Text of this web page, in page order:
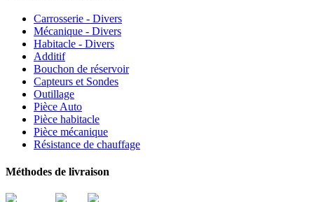
Carrosserie - Divers
Mécanique - Divers
Habitacle - Divers
Additif
Bouchon de réservoir
Capteurs et Sondes
Outillage
Pièce Auto
Pièce habitacle
Pièce mécanique
Résistance de chauffage
Méthodes de livraison